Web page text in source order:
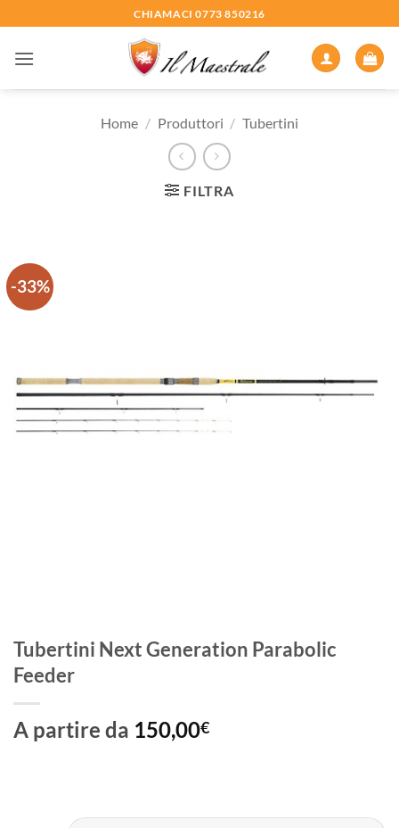
ai
contenuti
CHIAMACI 0773 850216
Home / Produttori / Tubertini
FILTRA
-33%
Tubertini Next Generation Parabolic
Feeder
A partire da 150,00€